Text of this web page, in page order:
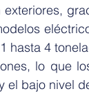
hasta 4
lo que
el bajo nivel